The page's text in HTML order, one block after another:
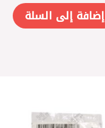
إضافة إلى السلة